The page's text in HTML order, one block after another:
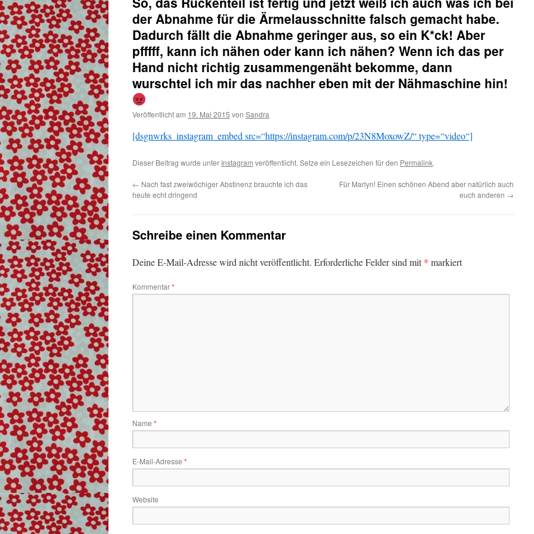
der Abnahme für die Ärmelausschnitte falsch gemacht habe.
Dadurch fällt die Abnahme geringer aus, so ein K*ck! Aber
pfffff, kann ich nähen oder kann ich nähen? Wenn ich das per
Hand nicht richtig zusammengenäht bekomme, dann
wurschtel ich mir das nachher eben mit der Nähmaschine hin!
Veröffentlicht am 19. Mai 2015 von Sandra
[dsgnwrks_instagram_embed src=“https://instagram.com/p/23N8MoxowZ/“ type=“video“]
Dieser Beitrag wurde unter Instagram veröffentlicht. Setze ein Lesezeichen für den Permalink.
← Nach fast zweiwöchiger Abstinenz brauchte ich das
heute echt dringend
Für Marlyn! Einen schönen Abend aber natürlich auch
euch anderen →
Schreibe einen Kommentar
Deine E-Mail-Adresse wird nicht veröffentlicht. Erforderliche Felder sind mit* markiert
Kommentar*
Name *
E-Mail-Adresse *
Website